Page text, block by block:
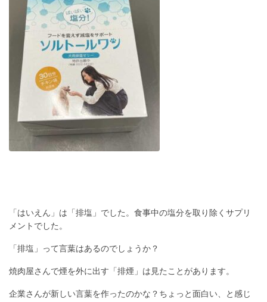
「はいえん」は「排塩」でした。食事中の塩分を取り除くサプリ
メントでした。
「排塩」って言葉はあるのでしょうか？
焼肉屋さんで煙を外に出す「排煙」は見たことがあります。
企業さんが新しい言葉を作ったのかな？ちょっと面白い、と感じ